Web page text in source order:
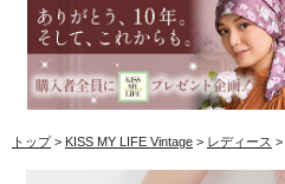
トップ KISS MY LIFE Vintage レディース